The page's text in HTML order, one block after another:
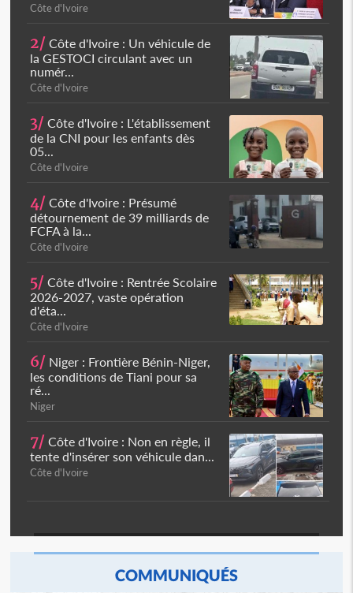
Côte d'Ivoire
2/ Côte d'Ivoire : Un véhicule de
la GESTOCI circulant avec un
numér...
Côte d'Ivoire
3/ Côte d'Ivoire : L'établissement
de la CNI pour les enfants dès
05...
Côte d'Ivoire
4/ Côte d'Ivoire : Présumé
détournement de 39 milliards de
FCFA à la...
Côte d'Ivoire
5/ Côte d'Ivoire : Rentrée Scolaire
2026-2027, vaste opération
d'éta...
Côte d'Ivoire
6/ Niger : Frontière Bénin-Niger,
les conditions de Tiani pour sa
ré...
Niger
7/ Côte d'Ivoire : Non en règle, il
tente d'insérer son véhicule dan...
Côte d'Ivoire
COMMUNIQUÉS